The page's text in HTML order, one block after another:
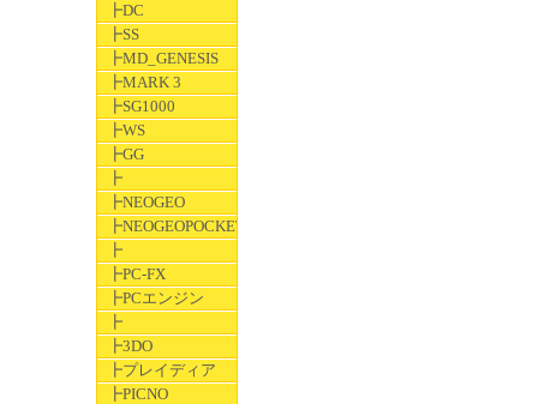
┣DC
┣SS
┣MD_GENESIS
┣MARK 3
┣SG1000
┣WS
┣GG
┣
┣NEOGEO
┣NEOGEOPOCKET
┣
┣PC-FX
┣PCエンジン
┣
┣3DO
┣プレイディア
┣PICNO